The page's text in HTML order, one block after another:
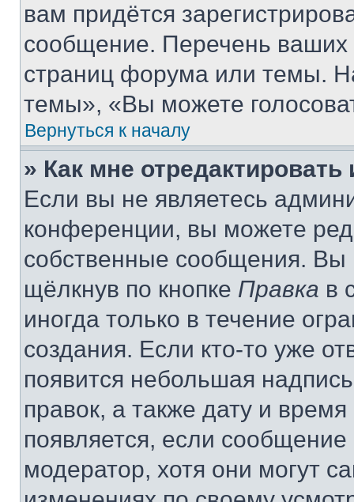
вам придётся
сообщение. Перечень ваших
страниц форума или темы.
темы», «Вы можете
Вернуться к началу
» Как мне
Если вы не являетесь
конференции, вы можете
собственные сообщения. Вы
щёлкнув по кнопке Правка в
иногда только в течение
создания. Если кто-то уже
появится небольшая
правок, а также дату и
появляется, если
модератор, хотя они могут